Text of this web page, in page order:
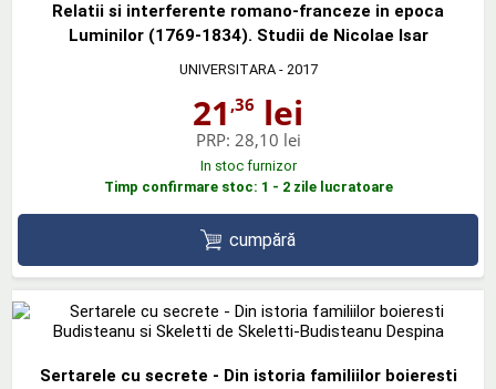
Relatii si interferente romano-franceze in epoca
Luminilor (1769-1834). Studii de Nicolae Isar
UNIVERSITARA- 2017
21 ,36 lei
PRP: 28,10 lei
In stoc furnizor
Timp confirmare stoc: 1 - 2 zile lucratoare
cumpără
Sertarele cu secrete - Din istoria familiilor boieresti